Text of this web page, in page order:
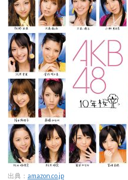
出典： amazon.co.jp